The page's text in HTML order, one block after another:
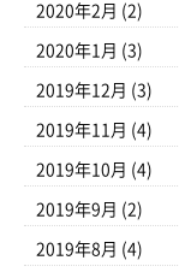
2020年2月 (2)
2020年1月 (3)
2019年12月 (3)
2019年11月 (4)
2019年10月 (4)
2019年9月 (2)
2019年8月 (4)